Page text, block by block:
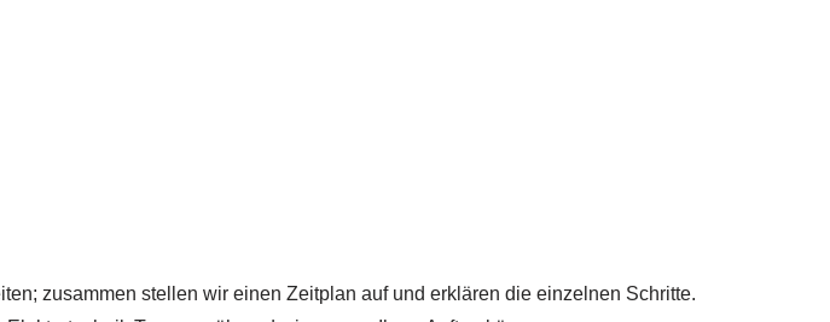
zusammen stellen wir einen Zeitplan auf und erklären die einzelnen Schritte.